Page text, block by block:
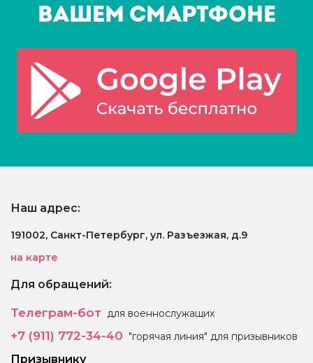
Вашем смартфоне
Наш адрес:
191002, Санкт-Петербург, ул. Разъезжая, д.9
на карте
Для обращений:
Телеграм-бот для военнослужащих
+7 (911) 772-34-40 "горячая линия" для призывников
Призывнику